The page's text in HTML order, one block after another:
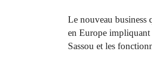
Le nouveau business
en Europe impliquant
Sassou et les